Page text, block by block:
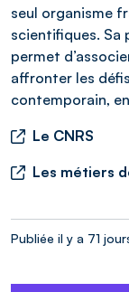
seul organisme
scientifiques. Sa
permet
affronter les
contemporain,
Le CNRS
Les métiers
Publiée il y a 71